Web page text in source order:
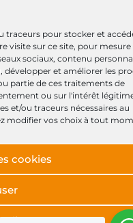
traceurs pour stocker et
visite sur ce site, pour mesure
sociaux, contenu
et améliorer les
partie de ces traitements de
ou sur l'intérêt
et/ou traceurs nécessaires au
modifier vos choix à tout
cookies